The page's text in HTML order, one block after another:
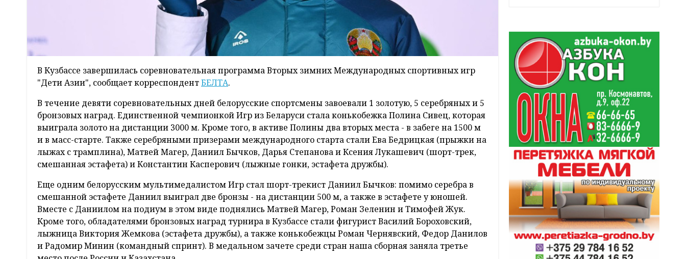
В Кузбассе завершилась соревновательная программа Вторых зимних Международных спортивных игр
"Дети Азии", сообщает корреспондентБЕЛТА.
В течение девяти соревновательных дней белорусские спортсмены завоевали 1 золотую, 5 серебряных и 5
бронзовых наград. Единственной чемпионкой Игр из Беларуси стала конькобежка Полина Сивец, которая
выиграла золото на дистанции 3000 м. Кроме того, в активе Полины два вторых места - в забеге на 1500 м
и в масс-старте. Также серебряными призерами международного старта стали Ева Бедрицкая (прыжки на
лыжах с трамплина), Матвей Магер, Даниил Бычков, Дарья Степанова и Ксения Лукашевич (шорт-трек,
смешанная эстафета) и Константин Касперович (лыжные гонки, эстафета дружбы).
Еще одним белорусским мультимедалистом Игр стал шорт-трекист Даниил Бычков: помимо серебра в
смешанной эстафете Даниил выиграл две бронзы - на дистанции 500 м, а также в эстафете у юношей.
Вместе с Даниилом на подиум в этом виде поднялись Матвей Магер, Роман Зеленин и Тимофей Жук.
Кроме того, обладателями бронзовых наград турнира в Кузбассе стали фигурист Василий Бороховский,
лыжница Виктория Жемкова (эстафета дружбы), а также конькобежцы Роман Чернявский, Федор Данилов
и Радомир Минин (командный спринт). В медальном зачете среди стран наша сборная заняла третье